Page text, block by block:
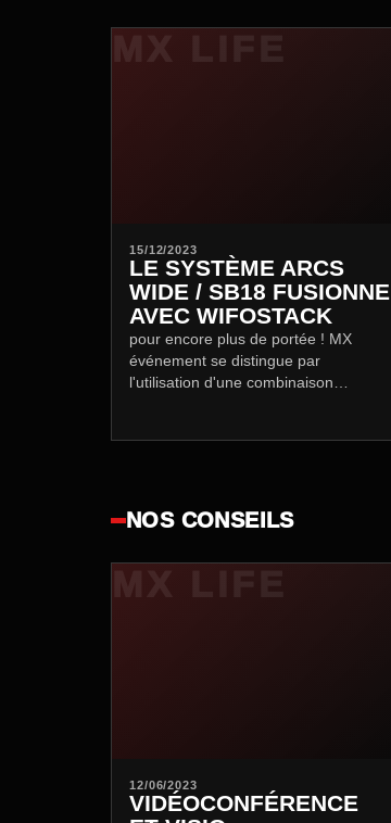
15/12/2023
LE SYSTÈME ARCS
WIDE / SB18 FUSIONNE
AVEC WIFOSTACK
pour encore plus de portée ! MX
événement se distingue par
l'utilisation d'une combinaison
NOS CONSEILS
12/06/2023
VIDÉOCONFÉRENCE